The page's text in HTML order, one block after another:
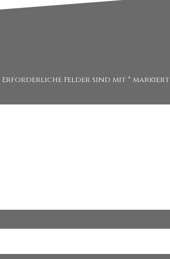
Erforderliche Felder sind mit*markiert